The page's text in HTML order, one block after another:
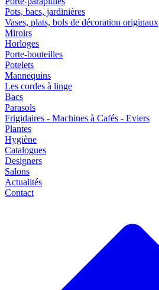
Pots, bacs, jardinières
Vases, plats, bols de décoration originaux
Miroirs
Horloges
Porte-bouteilles
Potelets
Mannequins
Les cordes à linge
Bacs
Parasols
Frigidaires - Machines à Cafés - Eviers
Plantes
Hygiène
Catalogues
Designers
Salons
Actualités
Contact